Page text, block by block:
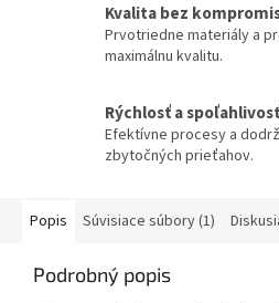
Kvalita bez
Prvotriedne materiály a
maximálnu kvalitu.
Rýchlosť a spoľahlivosť
Efektívne procesy a
zbytočných prieťahov.
Popis Súvisiace súbory (1)
Podrobný popis